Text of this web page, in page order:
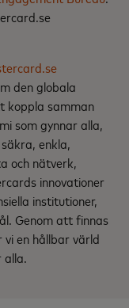
den globala
koppla samman
som gynnar alla,
enkla,
och nätverk,
innovationer
institutioner,
Genom att finnas
en hållbar värld
alla.